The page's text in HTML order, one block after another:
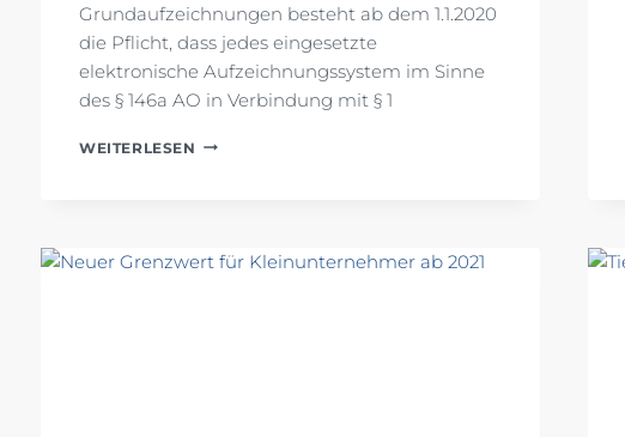
Grundaufzeichnungen besteht ab dem 1.1.2020
die Pflicht, dass jedes eingesetzte
elektronische Aufzeichnungssystem im Sinne
des § 146a AO in Verbindung mit § 1
WEITERLESEN ELEKTRONISCHE